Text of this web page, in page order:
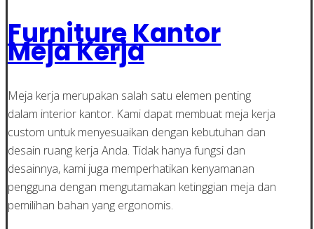
Furniture Kantor
Meja Kerja
Meja kerja merupakan salah satu elemen penting
dalam interior kantor. Kami dapat membuat meja kerja
custom untuk menyesuaikan dengan kebutuhan dan
desain ruang kerja Anda. Tidak hanya fungsi dan
desainnya, kami juga memperhatikan kenyamanan
pengguna dengan mengutamakan ketinggian meja dan
pemilihan bahan yang ergonomis.